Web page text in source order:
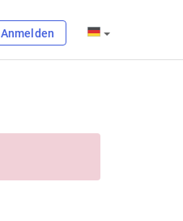
Anmelden